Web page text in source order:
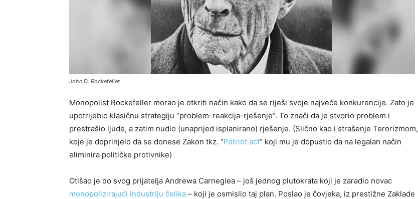
John D. Rockefeller
Monopolist Rockefeller morao je otkriti način kako da se riješi svoje najveće konkurencije. Zato je
upotrijebio klasičnu strategiju “problem-reakcija-rješenje”. To znači da je stvorio problem i
prestrašio ljude, a zatim nudio (unaprijed isplanirano) rješenje. (Slično kao i strašenje Terorizmom,
koje je doprinjelo da se donese Zakon tkz. “Patriot act” koji mu je dopustio da na legalan način
eliminira političke protivnike)
Otišao je do svog prijatelja Andrewa Carnegiea – još jednog plutokrata koji je zaradio novac
monopolizirajući industriju čelika – koji je osmislio taj plan. Poslao je čovjeka, iz prestižne Zaklade